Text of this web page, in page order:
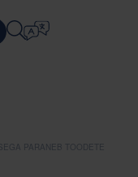
PARANEB TOODETE